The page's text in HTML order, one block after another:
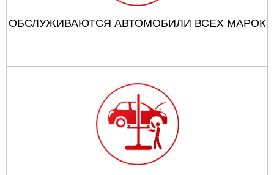
ОБСЛУЖИВАЮТСЯ АВТОМОБИЛИ ВСЕХ МАРОК